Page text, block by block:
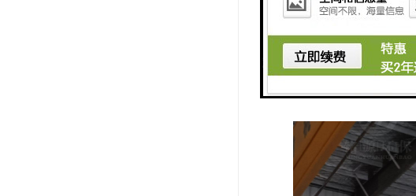
较同类产品节能降耗，
方案，是集成式一体化